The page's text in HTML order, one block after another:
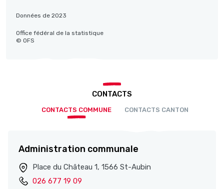
Données de 2023
Office fédéral de la statistique
© OFS
CONTACTS
CONTACTS COMMUNE CONTACTS CANTON
Administration communale
Place du Château 1, 1566 St-Aubin
026 677 19 09